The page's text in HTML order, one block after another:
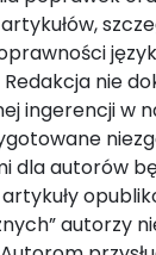
nie
ingerencji w
dla autorów
autorzy